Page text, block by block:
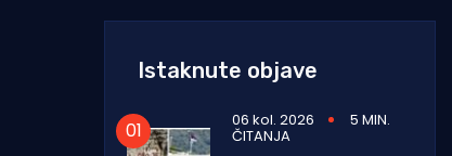
Istaknute objave
06 kol. 2026 5 MIN.
ČITANJA